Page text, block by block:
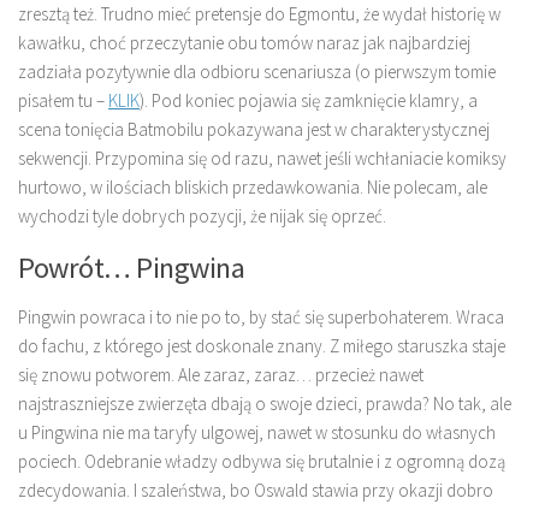
zresztą też. Trudno mieć pretensje do Egmontu, że wydał historię w
kawałku, choć przeczytanie obu tomów naraz jak najbardziej
zadziała pozytywnie dla odbioru scenariusza (o pierwszym tomie
pisałem tu – KLIK). Pod koniec pojawia się zamknięcie klamry, a
scena tonięcia Batmobilu pokazywana jest w charakterystycznej
sekwencji. Przypomina się od razu, nawet jeśli wchłaniacie komiksy
hurtowo, w ilościach bliskich przedawkowania. Nie polecam, ale
wychodzi tyle dobrych pozycji, że nijak się oprzeć.
Powrót… Pingwina
Pingwin powraca i to nie po to, by stać się superbohaterem. Wraca
do fachu, z którego jest doskonale znany. Z miłego staruszka staje
się znowu potworem. Ale zaraz, zaraz… przecież nawet
najstraszniejsze zwierzęta dbają o swoje dzieci, prawda? No tak, ale
u Pingwina nie ma taryfy ulgowej, nawet w stosunku do własnych
pociech. Odebranie władzy odbywa się brutalnie i z ogromną dozą
zdecydowania. I szaleństwa, bo Oswald stawia przy okazji dobro